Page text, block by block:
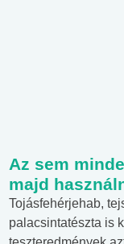
Az sem
majd
Tojásfehérjehab,
palacsintatészta is